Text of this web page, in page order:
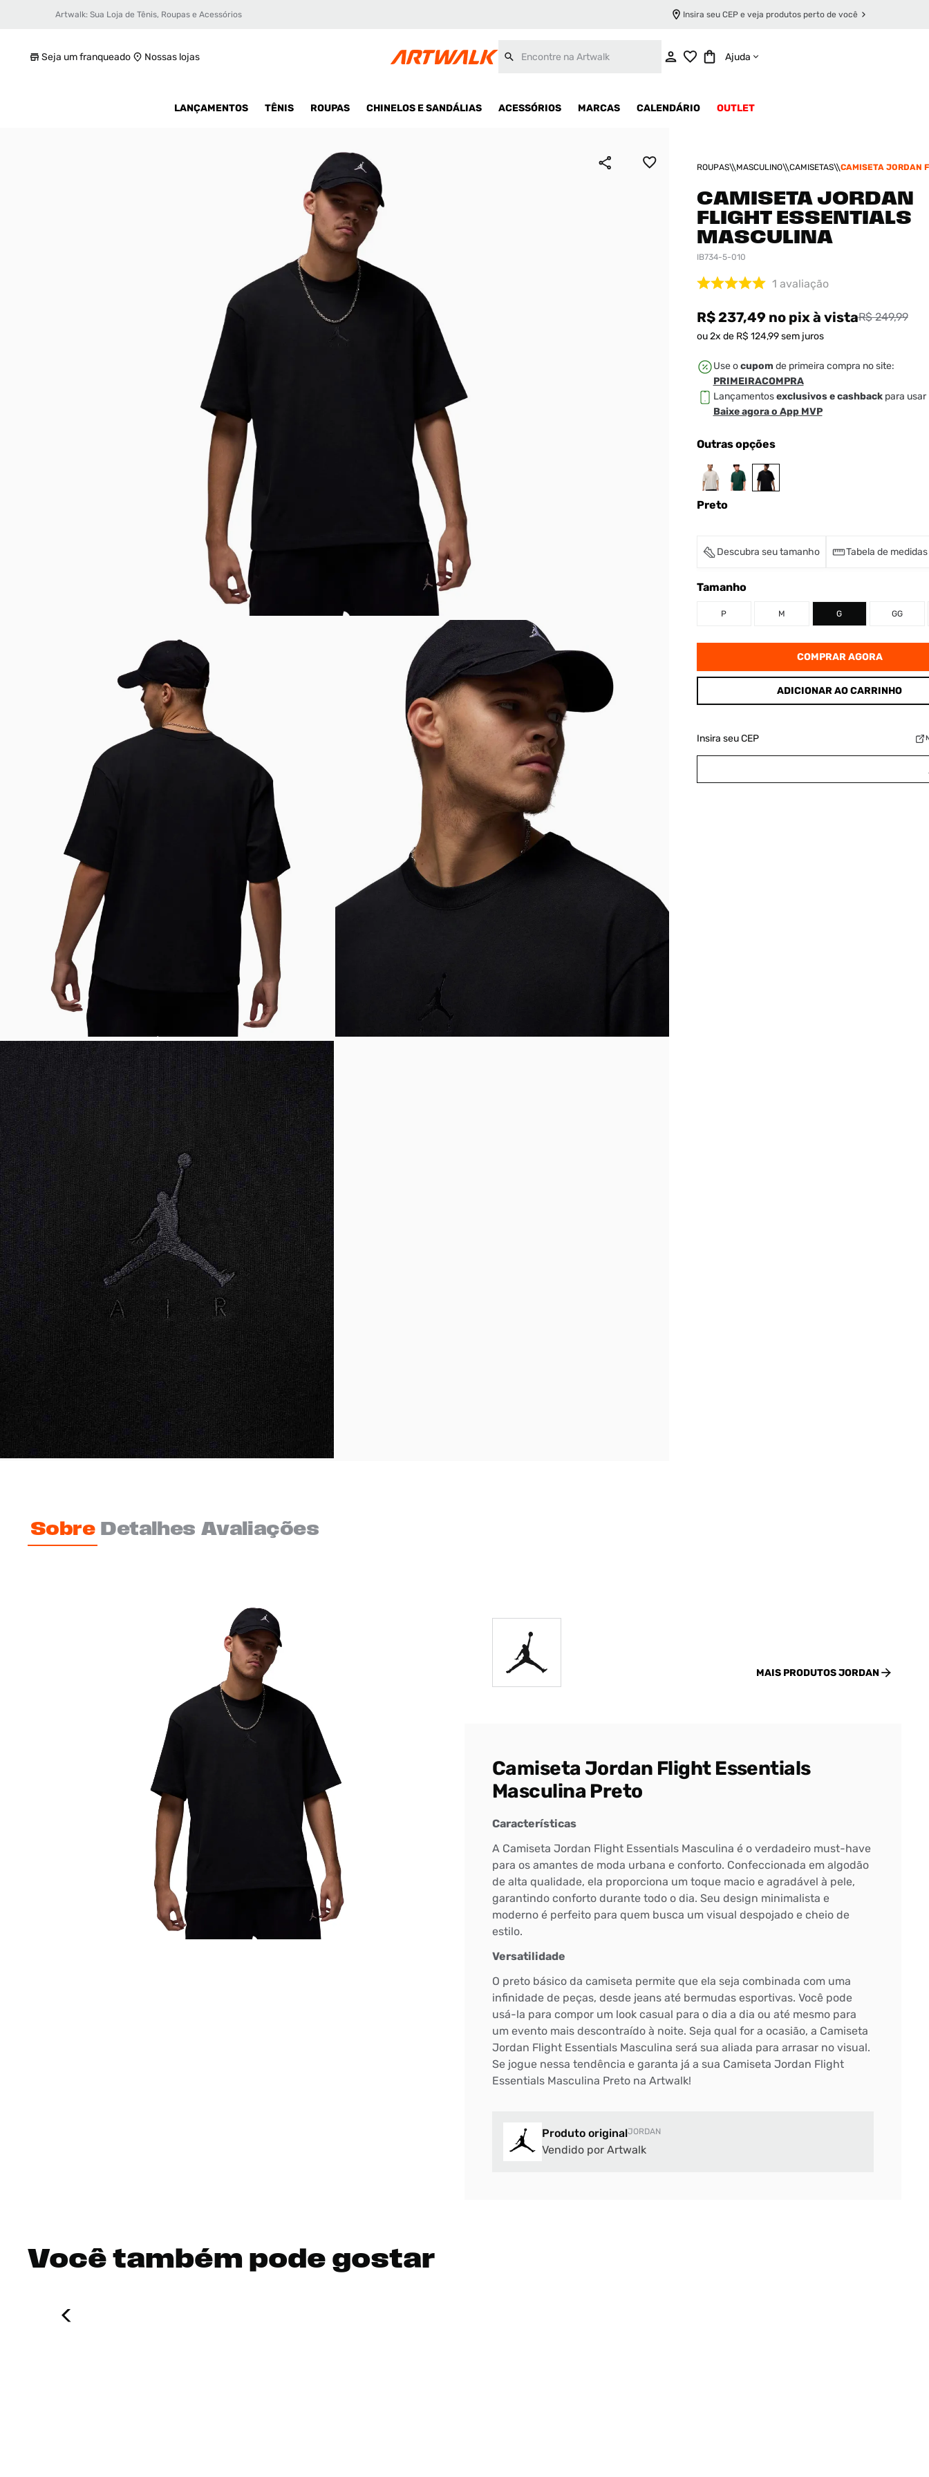
Artwalk: Sua Loja de Tênis, Roupas e Acessórios Insira seu CEP e veja produtos perto de você
Para ter uma melhor experiência de compra, insira seu CEP
Seja um franqueado Nossas lojas Ajuda
LANÇAMENTOS TÊNIS ROUPAS CHINELOS E SANDÁLIAS ACESSÓRIOS MARCAS CALENDÁRIO OUTLET
ROUPAS MASCULINO CAMISETAS
CAMISETA JORDAN
CAMISETA JORDAN
FLIGHT ESSENTIALS
MASCULINA
IB734-5-010
1 avaliação
R$ 237,49no pixà vistaR$ 249,99
ou2x de R$ 124,99sem juros
Use ocupom de primeira compra no site:
PRIMEIRACOMPRA
Lançamentosexclusivos e cashbackpara usar
Baixe agora o App MVP
Outras opções
Preto
Descubra seu tamanho Tabela de medidas
Tamanho
P M G GG
COMPRAR AGORA
ADICIONAR AO CARRINHO
Insira seu CEP
Sobre Detalhes Avaliações
MAIS PRODUTOSJORDAN
Camiseta Jordan Flight Essentials
Masculina Preto
Características
A Camiseta Jordan Flight Essentials Masculina é o verdadeiro must-have
para os amantes de moda urbana e conforto. Confeccionada em algodão
de alta qualidade, ela proporciona um toque macio e agradável à pele,
garantindo conforto durante todo o dia. Seu design minimalista e
moderno é perfeito para quem busca um visual despojado e cheio de
estilo.
Versatilidade
O preto básico da camiseta permite que ela seja combinada com uma
infinidade de peças, desde jeans até bermudas esportivas. Você pode
usá-la para compor um look casual para o dia a dia ou até mesmo para
um evento mais descontraído à noite. Seja qual for a ocasião, a Camiseta
Jordan Flight Essentials Masculina será sua aliada para arrasar no visual.
Se jogue nessa tendência e garanta já a sua Camiseta Jordan Flight
Essentials Masculina Preto na Artwalk!
Produto originalJORDAN
Vendido por Artwalk
Camiseta Jordan Flight Essentials Masculina
Você também pode gostar